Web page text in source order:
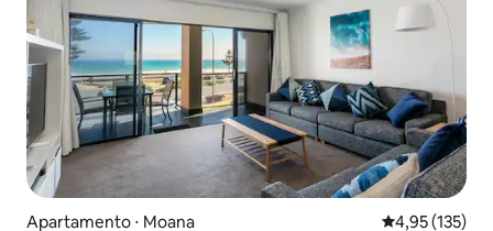
Apartamento ⋅ Moana 4,95 de uma
4,95 (135)